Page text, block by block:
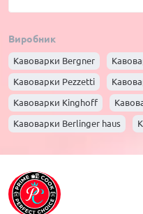
Виробник
Кавоварки Bergner
Кавоварки Pezzetti
Кавоварки Kinghoff
Кавоварки Berlinger haus